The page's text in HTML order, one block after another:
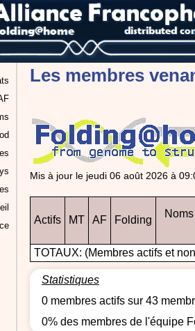
Les membres
Mis à jour le jeudi 06 août 2026 à
Actifs MT AF Folding
TOTAUX: (Membres actifs et
Statistiques
0 membres actifs sur 43
0% des membres de l'équipe